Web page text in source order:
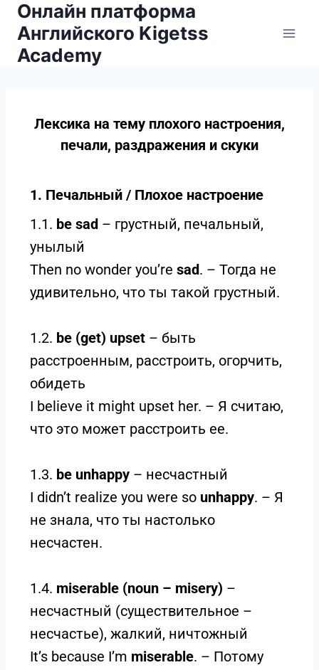
Онлайн платформа
Английского Kigetss
Academy
Лексика на тему плохого настроения,
печали, раздражения и скуки
1. Печальный / Плохое настроение
1.1. be sad – грустный, печальный,
унылый
Then no wonder you’re sad. – Тогда не
удивительно, что ты такой грустный.
1.2. be (get) upset – быть
расстроенным, расстроить, огорчить,
обидеть
I believe it might upset her. – Я считаю,
что это может расстроить ее.
1.3. be unhappy – несчастный
I didn’t realize you were so unhappy. – Я
не знала, что ты настолько
несчастен.
1.4. miserable (noun – misery) –
несчастный (существительное –
несчастье), жалкий, ничтожный
It’s because I’m miserable. – Потому